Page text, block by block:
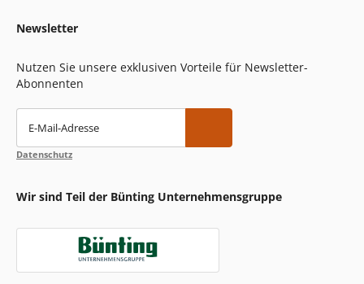
Newsletter
Nutzen Sie unsere exklusiven Vorteile für Newsletter-
Abonnenten
E-Mail-Adresse
Datenschutz
Wir sind Teil der Bünting Unternehmensgruppe